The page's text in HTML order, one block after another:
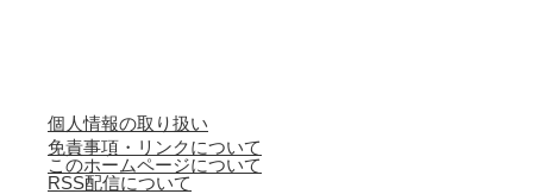
個人情報の取り扱い
免責事項・リンクについて
このホームページについて
RSS配信について